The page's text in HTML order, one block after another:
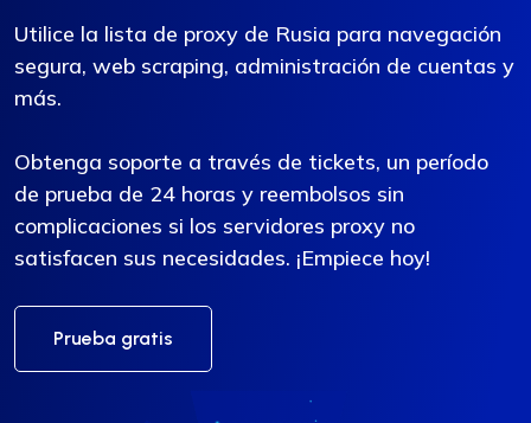
Utilice la lista de proxy de Rusia para navegación
segura, web scraping, administración de cuentas y
más.
Obtenga soporte a través de tickets, un período
de prueba de 24 horas y reembolsos sin
complicaciones si los servidores proxy no
satisfacen sus necesidades. ¡Empiece hoy!
Prueba gratis